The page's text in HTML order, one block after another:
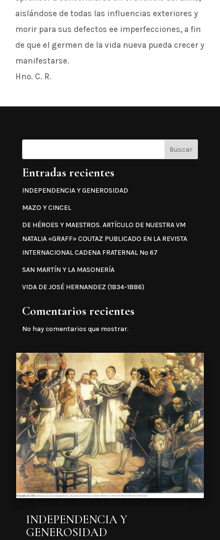
aislándose de todas las influencias exteriores y
morir para sus defectos ee imperfecciones, a fin
de que el germen de la vida nueva pueda crecer y
manifestarse.
Hno. C. R.
Buscar
Entradas recientes
INDEPENDENCIA Y GENEROSIDAD
MAZO Y CINCEL
DE HÉROES Y MAESTROS. ARTÍCULO DE NUESTRA VM
NATALIA «GRAFF» COUTAZ PUBLICADO EN LA REVISTA
INTERNACIONAL CADENA FRATERNAL Nº 67
SAN MARTÍN Y LA MASONERÍA
VIDA DE JOSÉ HERNANDEZ (1834-1886)
Comentarios recientes
No hay comentarios que mostrar.
INDEPENDENCIA Y
GENEROSIDAD